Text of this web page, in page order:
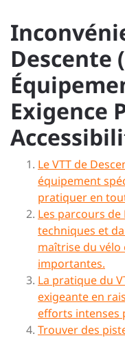
Descente
Exigence
Le VTT de
équipement
pratiquer en
Les parcours
techniques et
maîtrise du vélo
importantes.
La pratique du
exigeante en
efforts intenses
Trouver des